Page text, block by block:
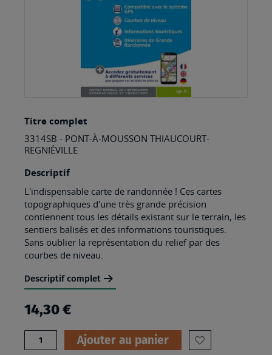
to
the
of
the
images
gallery
Titre complet
3314SB - PONT-À-MOUSSON THIAUCOURT-
REGNIÉVILLE
Descriptif
L'indispensable carte de randonnée ! Ces cartes
topographiques d'une très grande précision
contiennent tous les détails existant sur le terrain, les
sentiers balisés et des informations touristiques.
Sans oublier la représentation du relief par des
courbes de niveau.
Descriptif complet
14,30 €
Quantité Ajouter au panier
AJOUTER